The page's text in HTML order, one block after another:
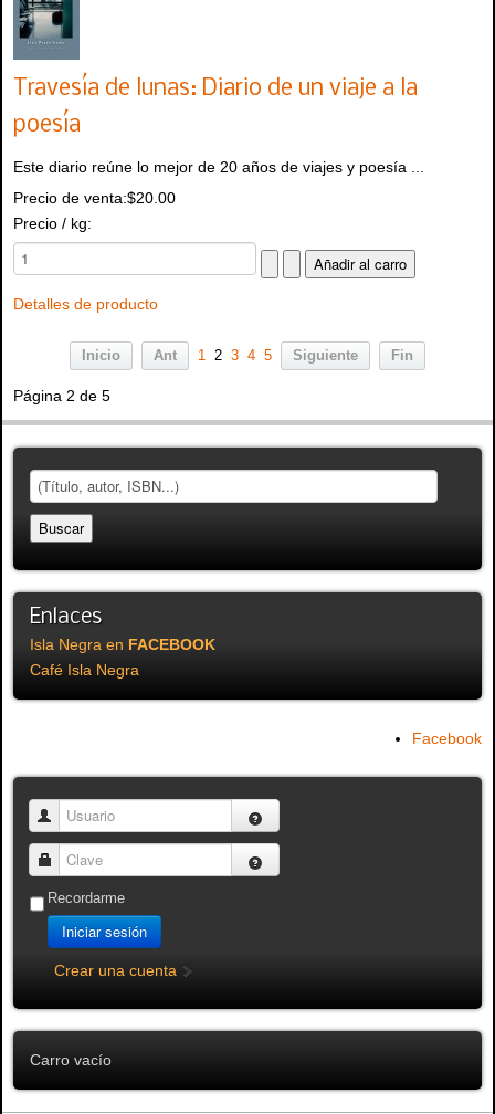
Travesía de lunas: Diario de un viaje a la
poesía
Este diario reúne lo mejor de 20 años de viajes y poesía ...
Precio de venta:$20.00
Precio / kg:
Detalles de producto
Inicio Ant 1 2 3 4 5 Siguiente Fin
Página 2 de 5
Enlaces
Isla Negra en FACEBOOK
Café Isla Negra
Facebook
Usuario
Clave
Recordarme
Iniciar sesión
Crear una cuenta
Carro vacío